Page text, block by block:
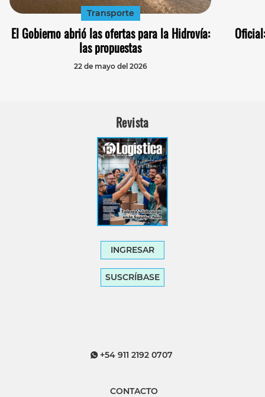
Transporte
El Gobierno abrió las ofertas para la Hidrovía:
las propuestas
22 de mayo del 2026
Revista
INGRESAR
SUSCRÍBASE
+54 911 2192 0707
CONTACTO